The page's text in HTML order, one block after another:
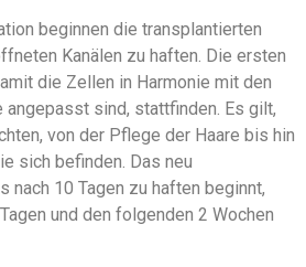
beginnen die transplantierten
Kanälen zu haften. Die ersten
die Zellen in Harmonie mit den
angepasst sind, stattfinden. Es gilt,
von der Pflege der Haare bis hin
sich befinden. Das neu
nach 10 Tagen zu haften beginnt,
und den folgenden 2 Wochen